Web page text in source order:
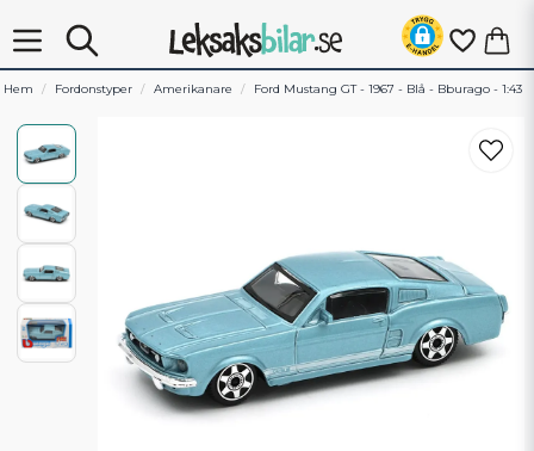
Hem Fordonstyper Amerikanare Ford Mustang GT - 1967 - Blå - Bburago - 1:43